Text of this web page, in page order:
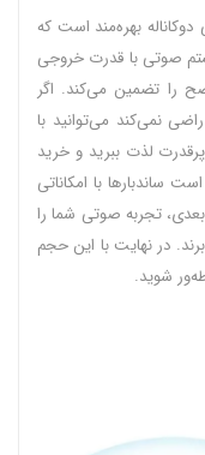
صوتی دوکاناله بهره‌مند است که
این سیستم صوتی با قدرت خروجی
را تضمین می‌کند. اگر
نمی‌کند می‌توانید با
لذت ببرید و خرید
ساندبارها با امکاناتی
تجربه صوتی شما را
در نهایت با این حجم
شوید.